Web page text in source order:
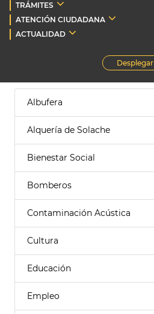
TRÁMITES
ATENCIÓN CIUDADANA
ACTUALIDAD
Desplegar
Albufera
Alquería de Solache
Bienestar Social
Bomberos
Contaminación Acústica
Cultura
Educación
Empleo